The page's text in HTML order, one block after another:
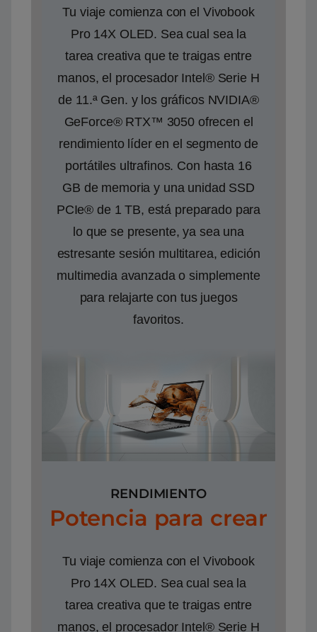
Tu viaje comienza con el Vivobook
Pro 14X OLED. Sea cual sea la
tarea creativa que te traigas entre
manos, el procesador Intel® Serie H
de 11.ª Gen. y los gráficos NVIDIA®
GeForce® RTX™ 3050 ofrecen el
rendimiento líder en el segmento de
portátiles ultrafinos. Con hasta 16
GB de memoria y una unidad SSD
PCIe® de 1 TB, está preparado para
lo que se presente, ya sea una
estresante sesión multitarea, edición
multimedia avanzada o simplemente
para relajarte con tus juegos
favoritos.
RENDIMIENTO
Potencia para crear
Tu viaje comienza con el Vivobook
Pro 14X OLED. Sea cual sea la
tarea creativa que te traigas entre
manos, el procesador Intel® Serie H